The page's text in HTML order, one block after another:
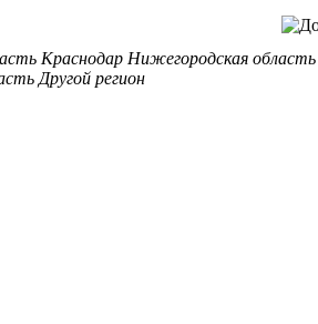
Краснодар Нижегородская область
Другой регион